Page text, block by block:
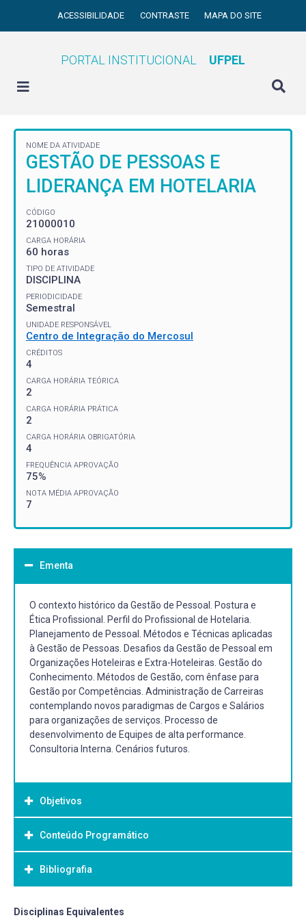
ACESSIBILIDADE CONTRASTE MAPA DO SITE
PORTAL INSTITUCIONAL UFPEL
NOME DA ATIVIDADE
GESTÃO DE PESSOAS E
LIDERANÇA EM HOTELARIA
CÓDIGO
21000010
CARGA HORÁRIA
60 horas
TIPO DE ATIVIDADE
DISCIPLINA
PERIODICIDADE
Semestral
UNIDADE RESPONSÁVEL
Centro de Integração do Mercosul
CRÉDITOS
4
CARGA HORÁRIA TEÓRICA
2
CARGA HORÁRIA PRÁTICA
2
CARGA HORÁRIA OBRIGATÓRIA
4
FREQUÊNCIA APROVAÇÃO
75%
NOTA MÉDIA APROVAÇÃO
7
Ementa
O contexto histórico da Gestão de Pessoal. Postura e
Ética Profissional. Perfil do Profissional de Hotelaria.
Planejamento de Pessoal. Métodos e Técnicas aplicadas
à Gestão de Pessoas. Desafios da Gestão de Pessoal em
Organizações Hoteleiras e Extra-Hoteleiras. Gestão do
Conhecimento. Métodos de Gestão, com ênfase para
Gestão por Competências. Administração de Carreiras
contemplando novos paradigmas de Cargos e Salários
para organizações de serviços. Processo de
desenvolvimento de Equipes de alta performance.
Consultoria Interna. Cenários futuros.
Objetivos
Objetivo Geral:
Refletir sobre a importância que o ser humano tem no
contexto das organizações de serviços, dando-lhes
organizacionais, identificar talentos em potencial, bem
Conteúdo Programático
1 Histórico da gestão de pessoal no brasil - conceitos
2 Postura e ética profissional - perfil do profissional
hoteleiras e extra-hoteleiras.
Bibliografia
Bibliografia Básica:
Disciplinas Equivalentes